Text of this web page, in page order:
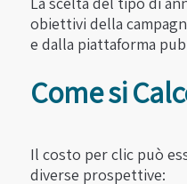
obiettivi della
e dalla piattaforma
Come si
Il costo per clic può
diverse prospettive: